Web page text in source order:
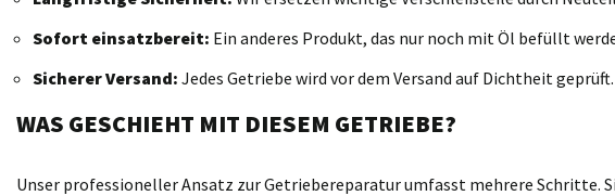
Sofort einsatzbereit: Ein anderes Produkt, das nur noch mit Öl befüllt
Sicherer Versand: Jedes Getriebe wird vor dem Versand auf Dichtheit geprüft.
WAS GESCHIEHT MIT DIESEM GETRIEBE?
Unser professioneller Ansatz zur Getriebereparatur umfasst mehrere Schritte.